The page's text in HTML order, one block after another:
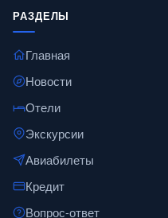
РАЗДЕЛЫ
Главная
Новости
Отели
Экскурсии
Авиабилеты
Кредит
Вопрос-ответ